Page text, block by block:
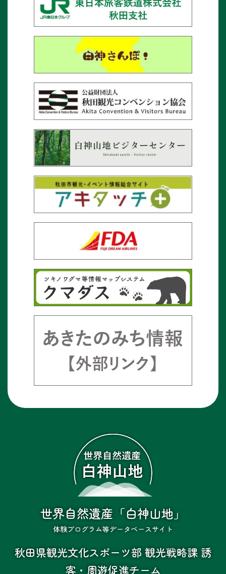
世界自然遺産「白神山地」
体験プログラム等データベースサイト
秋田県観光文化スポーツ部 観光戦略課 誘
客・周遊促進チーム